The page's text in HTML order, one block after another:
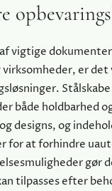
vigtige
er
både holdbarhed
designs, og
for at forhindre
gør
tilpasses efter